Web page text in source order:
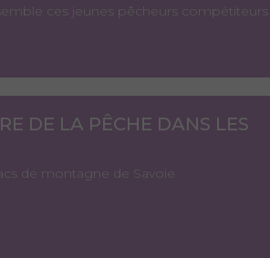
ces jeunes pêcheurs compétiteurs
DE LA PÊCHE DANS LES
de montagne de Savoie